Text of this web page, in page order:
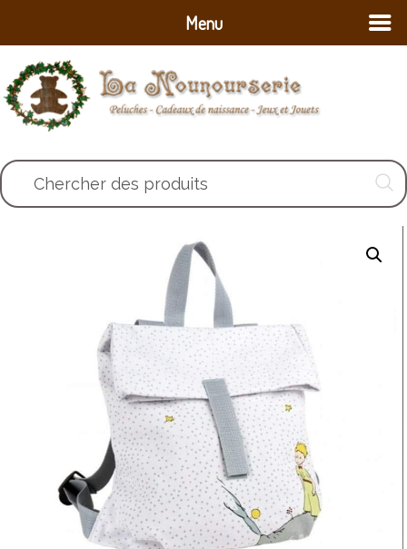
Chercher des produits
Menu